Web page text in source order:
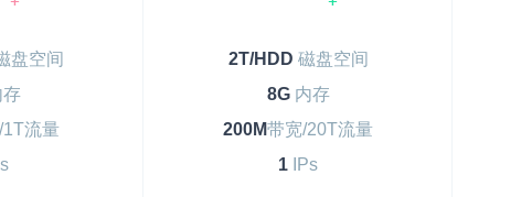
盘空间
流量
2T/HDD 磁盘空间
8G内存
200M带宽/20T流量
1 IPs